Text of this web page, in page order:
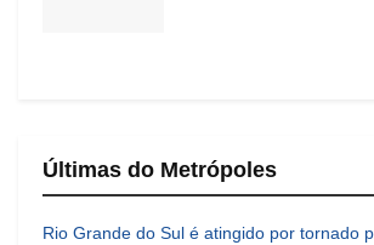
Últimas do Metrópoles
Rio Grande do Sul é atingido por tornado